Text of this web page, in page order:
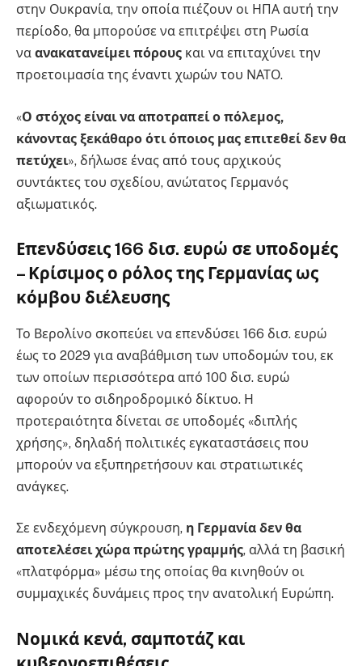
στην Ουκρανία, την οποία πιέζουν οι ΗΠΑ αυτή την
περίοδο, θα μπορούσε να επιτρέψει στη Ρωσία
να ανακατανείμει πόρους και να επιταχύνει την
προετοιμασία της έναντι χωρών του ΝΑΤΟ.
«Ο στόχος είναι να αποτραπεί ο πόλεμος,
κάνοντας ξεκάθαρο ότι όποιος μας επιτεθεί δεν θα
πετύχει», δήλωσε ένας από τους αρχικούς
συντάκτες του σχεδίου, ανώτατος Γερμανός
αξιωματικός.
Επενδύσεις 166 δισ. ευρώ σε υποδομές
– Κρίσιμος ο ρόλος της Γερμανίας ως
κόμβου διέλευσης
Το Βερολίνο σκοπεύει να επενδύσει 166 δισ. ευρώ
έως το 2029 για αναβάθμιση των υποδομών του, εκ
των οποίων περισσότερα από 100 δισ. ευρώ
αφορούν το σιδηροδρομικό δίκτυο. Η
προτεραιότητα δίνεται σε υποδομές «διπλής
χρήσης», δηλαδή πολιτικές εγκαταστάσεις που
μπορούν να εξυπηρετήσουν και στρατιωτικές
ανάγκες.
Σε ενδεχόμενη σύγκρουση, η Γερμανία δεν θα
αποτελέσει χώρα πρώτης γραμμής, αλλά τη βασική
«πλατφόρμα» μέσω της οποίας θα κινηθούν οι
συμμαχικές δυνάμεις προς την ανατολική Ευρώπη.
Νομικά κενά, σαμποτάζ και